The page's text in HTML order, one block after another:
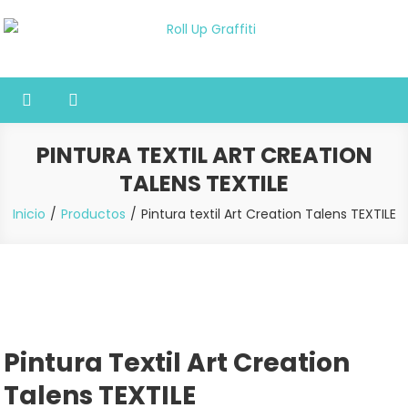
al
artes
PINTURA TEXTIL ART CREATION
TALENS TEXTILE
Inicio Productos Pintura textil Art Creation Talens TEXTILE
Pintura Textil Art Creation
Talens TEXTILE